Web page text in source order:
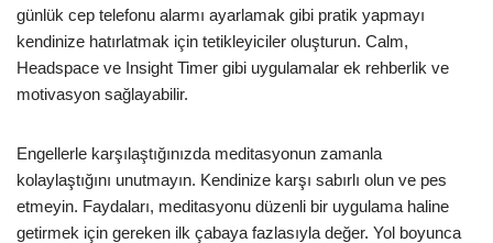
günlük cep telefonu alarmı ayarlamak gibi pratik yapmayı
kendinize hatırlatmak için tetikleyiciler oluşturun. Calm,
Headspace ve Insight Timer gibi uygulamalar ek rehberlik ve
motivasyon sağlayabilir.
Engellerle karşılaştığınızda meditasyonun zamanla
kolaylaştığını unutmayın. Kendinize karşı sabırlı olun ve pes
etmeyin. Faydaları, meditasyonu düzenli bir uygulama haline
getirmek için gereken ilk çabaya fazlasıyla değer. Yol boyunca